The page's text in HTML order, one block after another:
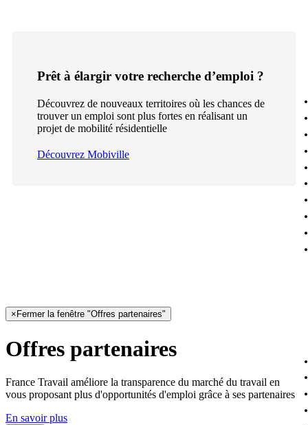
Prêt à élargir votre recherche d’emploi ?
Découvrez de nouveaux territoires où les chances de
trouver un emploi sont plus fortes en réalisant un
projet de mobilité résidentielle
Découvrez Mobiville
× Fermer la fenêtre "Offres partenaires"
Offres partenaires
France Travail améliore la transparence du marché du travail en
vous proposant plus d'opportunités d'emploi grâce à ses partenaires
En savoir plus